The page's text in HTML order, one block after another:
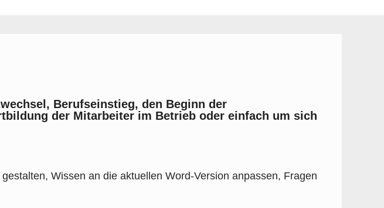
Berufseinstieg, den Beginn der
der Mitarbeiter im Betrieb oder einfach um sich
Wissen an die aktuellen Word-Version anpassen, Fragen